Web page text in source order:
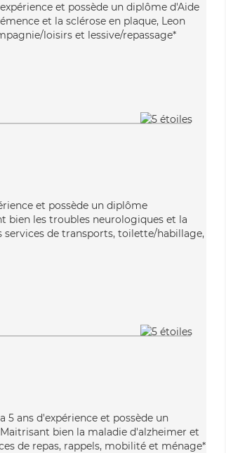
et possède un diplôme d'Aide
et la sclérose en plaque, Leon
loisirs et lessive/repassage*
et possède un diplôme
bien les troubles neurologiques et la
services de transports, toilette/habillage,
5 ans d'expérience et possède un
bien la maladie d'alzheimer et
de repas, rappels, mobilité et ménage*